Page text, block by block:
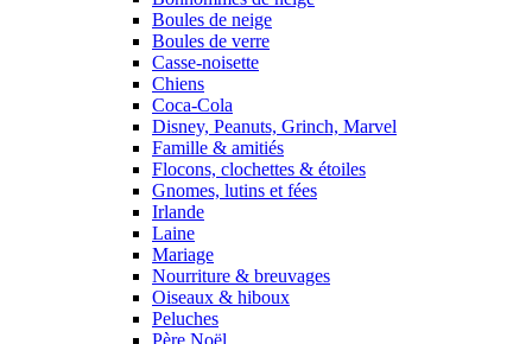
Boules de neige
Boules de verre
Casse-noisette
Chiens
Coca-Cola
Disney, Peanuts, Grinch, Marvel
Famille & amitiés
Flocons, clochettes & étoiles
Gnomes, lutins et fées
Irlande
Laine
Mariage
Nourriture & breuvages
Oiseaux & hiboux
Peluches
Père Noël